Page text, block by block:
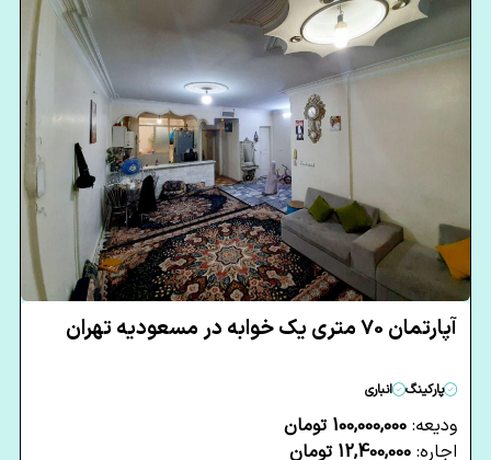
آپارتمان 70 متری یک خوابه در مسعودیه تهران
پارکینگ انباری
ودیعه: 100,000,000 تومان
اجاره: 12,400,000 تومان